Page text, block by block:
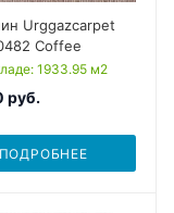
Urggazcarpet
Coffee
: 1933.95 м2
руб.
ПОДРОБНЕЕ